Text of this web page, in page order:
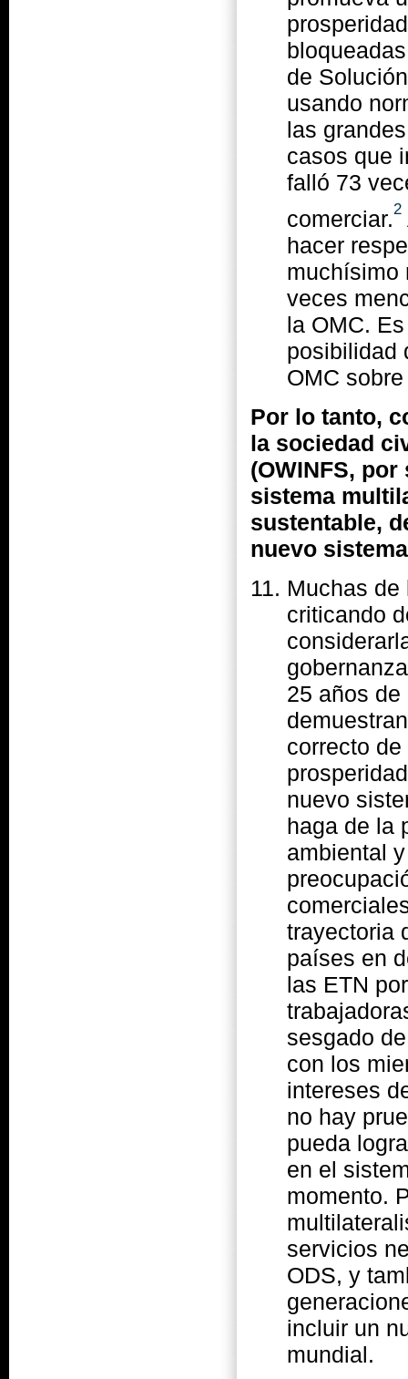
de
usando
las
casos que
falló 73
comerciar.2
hacer
muchísimo
veces
la OMC.
posibilidad
OMC
Por lo tanto,
la sociedad
(OWINFS,
sistema
sustentable,
nuevo
Muchas
criticando
25 años
correcto
nuevo
haga de la
ambiental
trayectoria
países en
las ETN
sesgado
con los
intereses
no hay
pueda
en el
momento.
servicios
ODS, y
incluir un
mundial.